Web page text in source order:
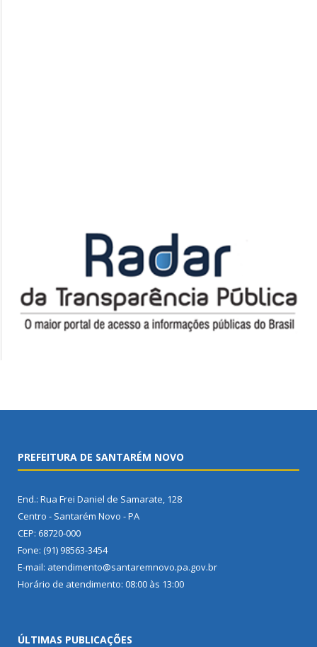
PREFEITURA DE SANTARÉM NOVO
End.: Rua Frei Daniel de Samarate, 128
Centro - Santarém Novo - PA
CEP: 68720-000
Fone: (91) 98563-3454
E-mail: atendimento@santaremnovo.pa.gov.br
Horário de atendimento: 08:00 às 13:00
ÚLTIMAS PUBLICAÇÕES